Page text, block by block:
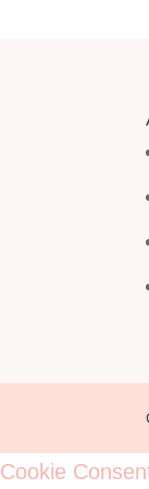
Cookie